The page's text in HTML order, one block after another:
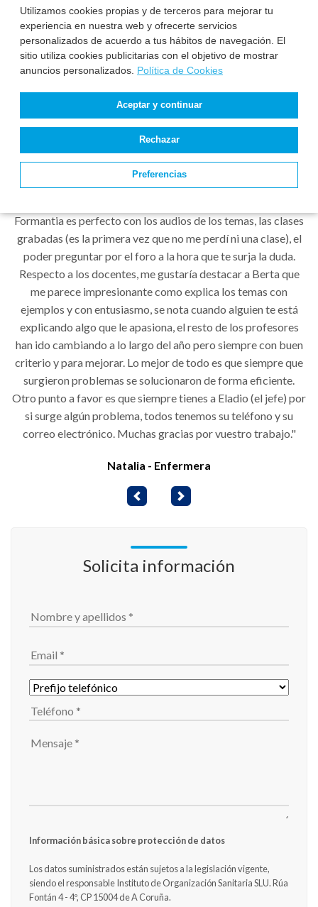
Utilizamos cookies propias y de terceros para mejorar tu
experiencia en nuestra web y ofrecerte servicios
personalizados de acuerdo a tus hábitos de navegación. El
sitio utiliza cookies publicitarias con el objetivo de mostrar
anuncios personalizados. Política de Cookies
Aceptar y continuar
Rechazar
Preferencias
Leer más
"Me ha sido de mucha utilidad.Preparé muchas oposiciones
por el método tradicional de asistir a clases, pero
Formantia es perfecto con los audios de los temas, las clases
grabadas (es la primera vez que no me perdí ni una clase), el
poder preguntar por el foro a la hora que te surja la duda.
Respecto a los docentes, me gustaría destacar a Berta que
me parece impresionante como explica los temas con
ejemplos y con entusiasmo, se nota cuando alguien te está
explicando algo que le apasiona, el resto de los profesores
han ido cambiando a lo largo del año pero siempre con buen
criterio y para mejorar. Lo mejor de todo es que siempre que
surgieron problemas se solucionaron de forma eficiente.
Otro punto a favor es que siempre tienes a Eladio (el jefe) por
si surge algún problema, todos tenemos su teléfono y su
correo electrónico. Muchas gracias por vuestro trabajo."
Natalia - Enfermera
PreviousNext
Solicita información
Información básica sobre protección de datos
Los datos suministrados están sujetos a la legislación vigente,
siendo el responsable Instituto de Organización Sanitaria SLU. Rúa
Fontán 4 - 4º, CP 15004 de A Coruña.